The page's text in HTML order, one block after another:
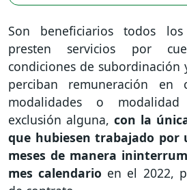
Son beneficiarios todos
presten servicios por
condiciones de subordinación
perciban remuneración en
modalidades o
exclusión alguna, con la
que hubiesen trabajado por
meses de manera
mes calendario en el 2022,